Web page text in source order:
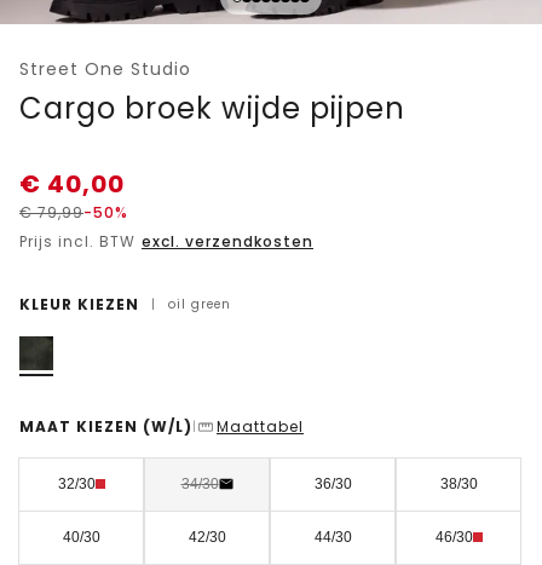
Street One Studio
Cargo broek wijde pijpen
€ 40,00
€79,99-50%
Prijs incl. BTW excl. verzendkosten
KLEUR KIEZEN | oil green
MAAT KIEZEN (W/L) | Maattabel
32/30 34/30 36/30 38/30
40/30 42/30 44/30 46/30